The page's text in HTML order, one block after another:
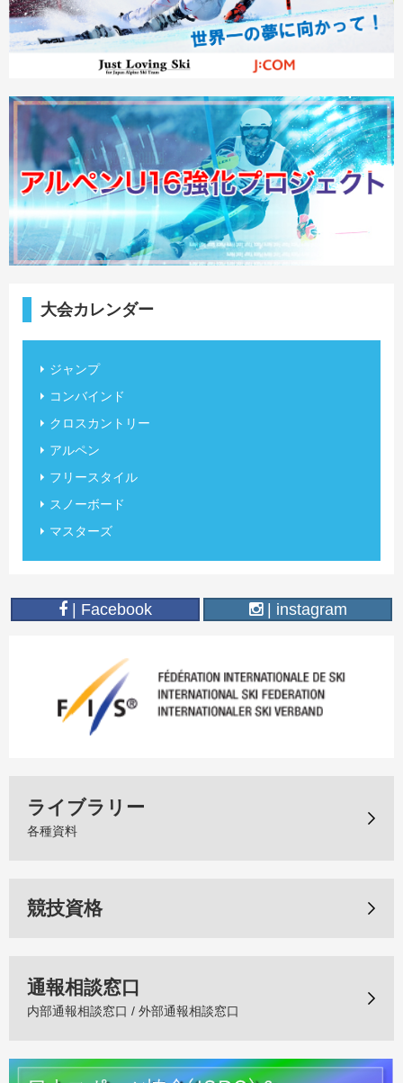
大会カレンダー
ジャンプ
コンバインド
クロスカントリー
アルペン
フリースタイル
スノーボード
マスターズ
| Facebook | instagram
ライブラリー
各種資料
競技資格
通報相談窓口
内部通報相談窓口 / 外部通報相談窓口